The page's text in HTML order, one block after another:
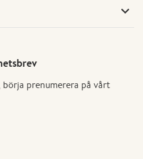
prenumerera på vårt